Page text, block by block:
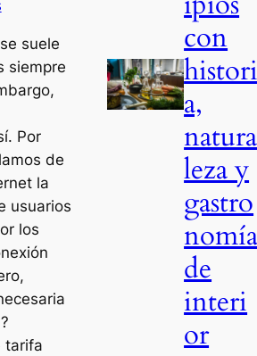
suele
siempre
Por
de
la
usuarios
los
tarifa
con
a,
natura
leza y
gastro
de
interi
or